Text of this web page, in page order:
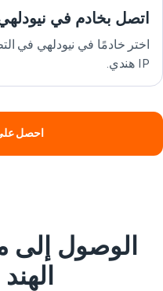
اتصل بخادم في نيودلهي
اختر خادمًا في نيودلهي في
IP هندي.
احصل على VeePN مجانًا
الوصول إلى